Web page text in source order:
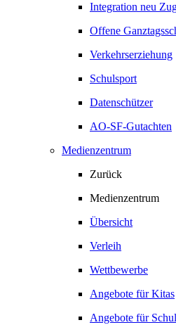
Integration neu
Offene
Verkehrserziehung
Schulsport
Datenschützer
AO-SF-Gutachten
Medienzentrum
Zurück
Medienzentrum
Übersicht
Verleih
Wettbewerbe
Angebote für Kitas
Angebote für